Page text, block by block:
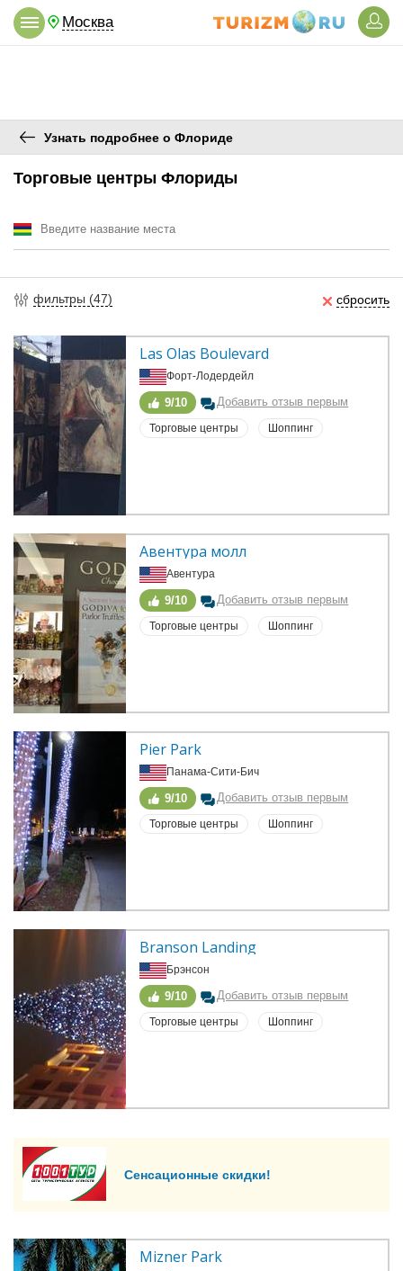
Москва
Узнать подробнее о Флориде
Торговые центры Флориды
фильтры (47) сбросить
Las Olas Boulevard
Форт-Лодердейл
9/10 Добавить отзыв первым
Торговые центры Шоппинг
Авентура молл
Авентура
9/10 Добавить отзыв первым
Торговые центры Шоппинг
Pier Park
Панама-Сити-Бич
9/10 Добавить отзыв первым
Торговые центры Шоппинг
Branson Landing
Брэнсон
9/10 Добавить отзыв первым
Торговые центры Шоппинг
Сенсационные скидки!
Mizner Park